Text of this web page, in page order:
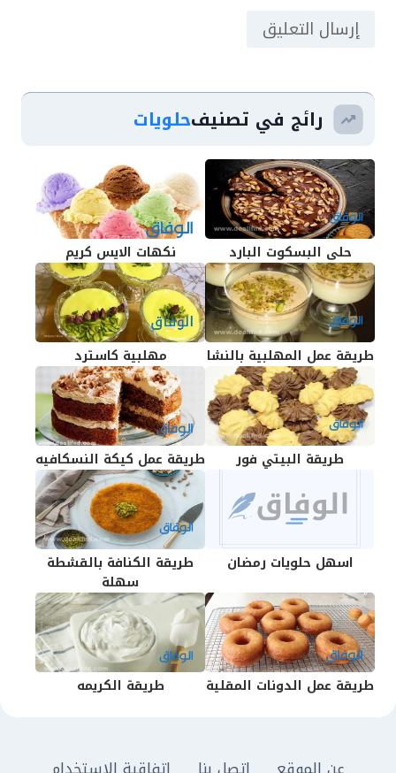
رائج في تصنيفحلويات
حلى البسكوت البارد نكهات الايس كريم
طريقة عمل المهلبية بالنشا مهلبية كاسترد
طريقة البيتي فور طريقة عمل كيكة النسكافيه
اسهل حلويات رمضان
طريقة الكنافة بالقشطة
سهلة
طريقة عمل الدونات المقلية طريقة الكريمه